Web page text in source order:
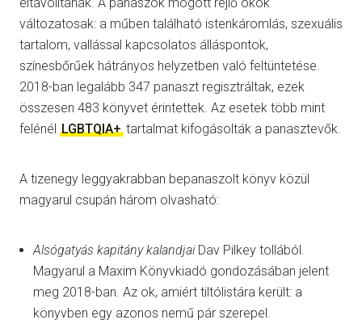
eltávolítanak. A panaszok mögött rejlő okok
változatosak: a műben található istenkáromlás, szexuális
tartalom, vallással kapcsolatos álláspontok,
színesbőrűek hátrányos helyzetben való feltüntetése.
2018-ban legalább 347 panaszt regisztráltak, ezek
összesen 483 könyvet érintettek. Az esetek több mint
felénél LGBTQIA+ tartalmat kifogásolták a panasztevők.
A tizenegy leggyakrabban bepanaszolt könyv közül
magyarul csupán három olvasható:
Alsógatyás kapitány kalandjaiDav Pilkey tollából.
Magyarul a Maxim Könyvkiadó gondozásában jelent
meg 2018-ban. Az ok, amiért tiltólistára került: a
könyvben egy azonos nemű pár szerepel.